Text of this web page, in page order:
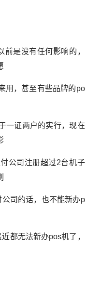
是没有任何影响的，
用，甚至有些品牌的po
一证两户的实行，现在
公司注册超过2台机子
司的话，也不能新办p
都无法新办pos机了，